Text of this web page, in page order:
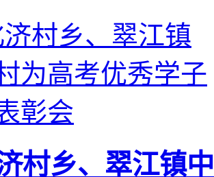
村乡、翠江镇